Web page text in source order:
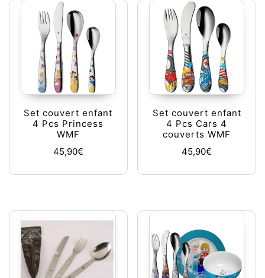
Set couvert enfant
4 Pcs Princess
WMF
45,90€
Set couvert enfant
4 Pcs Cars 4
couverts WMF
45,90€